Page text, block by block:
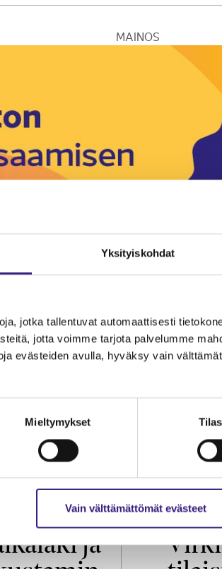
Yksityiskohdat
jotka tallentuvat automaattisesti
jotta voimme tarjota palvelumme
evästeiden avulla, hyväksy vain
Mieltymykset
Vain välttämättömät evästeet
MAINOS
ja
VEROTUS